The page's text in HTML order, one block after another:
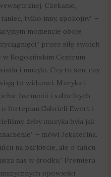
Czekanie,
tylko inny, spokojny” –
momencie oboje
przez siłę swoich
w Rogozińskim Centrum
i muzyki. Czy to sen, czy
to widzowi. Muzyka i
harmonii i subtelnych
o fortepian Gabrieli Ewert i
żeby muzyka była jak
– mówi Jekaterina.
na parkiecie, ale o tańcu
nas w środku.” Premiera
opowieści